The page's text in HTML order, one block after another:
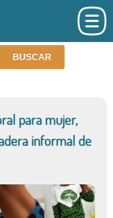
BUSCAR
para mujer,
informal de